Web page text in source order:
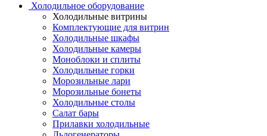
Холодильное оборудование
Холодильные витрины
Комплектующие для витрин
Холодильные шкафы
Холодильные камеры
Моноблоки и сплиты
Холодильные горки
Морозильные лари
Морозильные бонеты
Холодильные столы
Салат бары
Прилавки холодильные